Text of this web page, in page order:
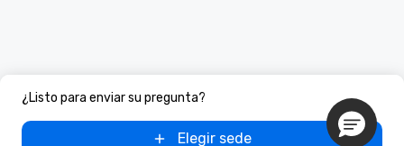
¿Listo para enviar su pregunta?
Elegir sede